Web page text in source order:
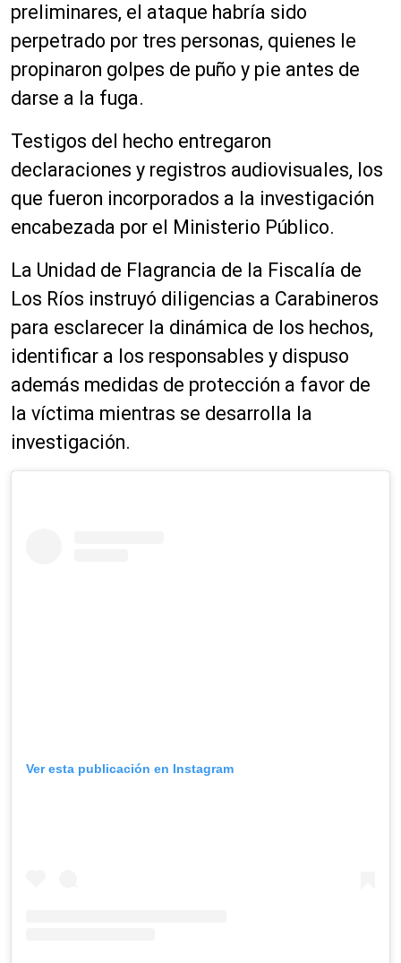
preliminares, el ataque habría sido
perpetrado por tres personas, quienes le
propinaron golpes de puño y pie antes de
darse a la fuga.
Testigos del hecho entregaron
declaraciones y registros audiovisuales, los
que fueron incorporados a la investigación
encabezada por el Ministerio Público.
La Unidad de Flagrancia de la Fiscalía de
Los Ríos instruyó diligencias a Carabineros
para esclarecer la dinámica de los hechos,
identificar a los responsables y dispuso
además medidas de protección a favor de
la víctima mientras se desarrolla la
investigación.
Ver esta publicación en Instagram